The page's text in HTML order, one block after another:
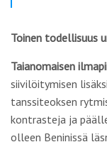
Toinen todellisuus
Taianomaisen
siivilöitymisen
tanssiteoksen
kontrasteja ja
olleen Beninissä